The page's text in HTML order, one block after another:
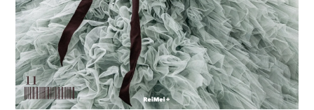
福島県郡山市富田町権現林9−１
Tel.0120-05-7536
Time.10:30 - 18:00（年中無休）
50%off かわいすぎる新婦さまと
やさしい新郎様のおかげで 最幸な
撮影時間となりました📸♡ すべて
のデータをお届けする日が楽しみ